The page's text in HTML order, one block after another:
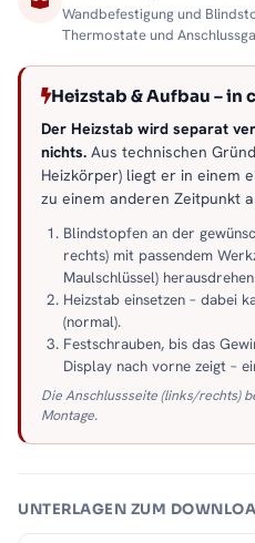
Wandbefestigung und
Thermostate und
Heizstab & Aufbau – in
Der Heizstab wird separat
nichts. Aus technischen
Heizkörper) liegt er in einem
zu einem anderen Zeitpunkt
Blindstopfen an der
rechts) mit passendem
Maulschlüssel)
Heizstab einsetzen – dabei
(normal).
Festschrauben, bis das
Display nach vorne zeigt –
Die Anschlussseite (links/rechts)
Montage.
UNTERLAGEN ZUM